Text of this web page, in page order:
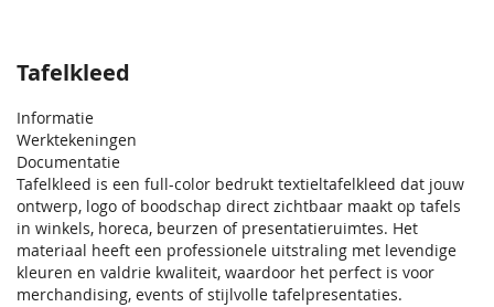
Tafelkleed
Informatie
Werktekeningen
Documentatie
Tafelkleed is een full-color bedrukt textieltafelkleed dat jouw
ontwerp, logo of boodschap direct zichtbaar maakt op tafels
in winkels, horeca, beurzen of presentatieruimtes. Het
materiaal heeft een professionele uitstraling met levendige
kleuren en valdrie kwaliteit, waardoor het perfect is voor
merchandising, events of stijlvolle tafelpresentaties.